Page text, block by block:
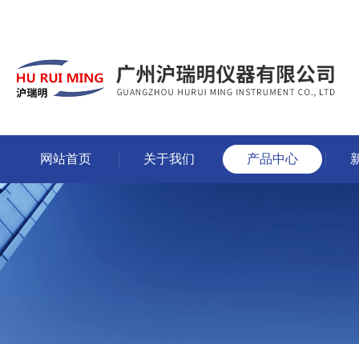
网站首页 关于我们 产品中心